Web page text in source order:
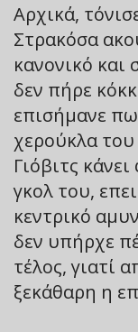
Αρχικά,
Στρακόσα
κανονικό
δεν πήρε
επισήμανε
χερούκλα
Γιόβιτς
γκολ του,
κεντρικό
δεν υπήρχε
τέλος, γιατί
ξεκάθαρη η